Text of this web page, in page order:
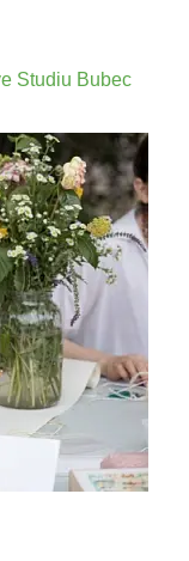
Studiu Bubec